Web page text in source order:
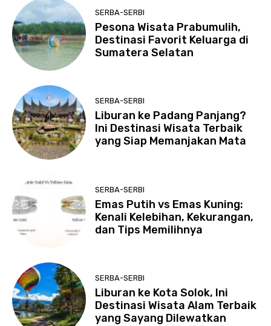
SERBA-SERBI
Pesona Wisata Prabumulih,
Destinasi Favorit Keluarga di
Sumatera Selatan
SERBA-SERBI
Liburan ke Padang Panjang?
Ini Destinasi Wisata Terbaik
yang Siap Memanjakan Mata
SERBA-SERBI
Emas Putih vs Emas Kuning:
Kenali Kelebihan, Kekurangan,
dan Tips Memilihnya
SERBA-SERBI
Liburan ke Kota Solok, Ini
Destinasi Wisata Alam Terbaik
yang Sayang Dilewatkan